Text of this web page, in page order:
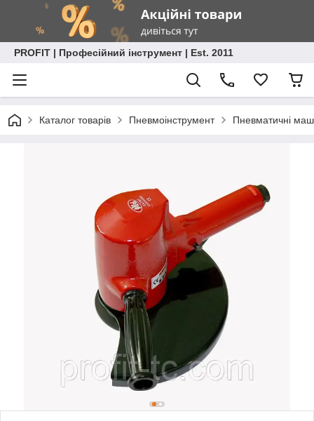
PROFIT | Професійний інструмент | Est. 2011
Каталог товарів Пневмоінструмент Пневматичні